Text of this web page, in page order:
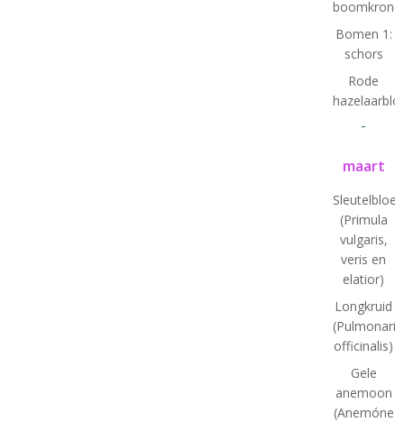
Bomen 1:
schors
Rode
-
maart
(Primula
vulgaris,
veris en
elatior)
Longkruid
(Pulmonaria
officinalis)
Gele
anemoon
(Anemóne